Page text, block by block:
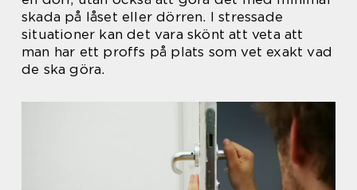
skada på låset eller dörren. I stressade
situationer kan det vara skönt att veta att
man har ett proffs på plats som vet exakt vad
de ska göra.